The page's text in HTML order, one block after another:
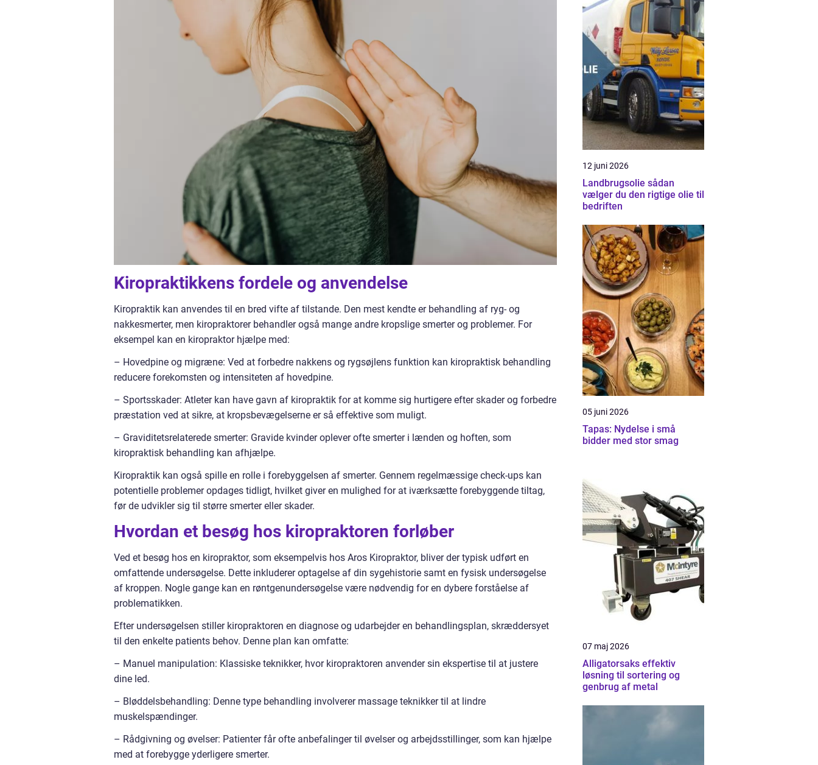
Kiropraktikkens fordele og anvendelse
Kiropraktik kan anvendes til en bred vifte af tilstande. Den mest kendte er behandling af ryg- og
nakkesmerter, men kiropraktorer behandler også mange andre kropslige smerter og problemer. For
eksempel kan en kiropraktor hjælpe med:
– Hovedpine og migræne: Ved at forbedre nakkens og rygsøjlens funktion kan kiropraktisk behandling
reducere forekomsten og intensiteten af hovedpine.
– Sportsskader: Atleter kan have gavn af kiropraktik for at komme sig hurtigere efter skader og forbedre
præstation ved at sikre, at kropsbevægelserne er så effektive som muligt.
– Graviditetsrelaterede smerter: Gravide kvinder oplever ofte smerter i lænden og hoften, som
kiropraktisk behandling kan afhjælpe.
Kiropraktik kan også spille en rolle i forebyggelsen af smerter. Gennem regelmæssige check-ups kan
potentielle problemer opdages tidligt, hvilket giver en mulighed for at iværksætte forebyggende tiltag,
før de udvikler sig til større smerter eller skader.
Hvordan et besøg hos kiropraktoren forløber
Ved et besøg hos en kiropraktor, som eksempelvis hos Aros Kiropraktor, bliver der typisk udført en
omfattende undersøgelse. Dette inkluderer optagelse af din sygehistorie samt en fysisk undersøgelse
af kroppen. Nogle gange kan en røntgenundersøgelse være nødvendig for en dybere forståelse af
problematikken.
Efter undersøgelsen stiller kiropraktoren en diagnose og udarbejder en behandlingsplan, skræddersyet
til den enkelte patients behov. Denne plan kan omfatte:
– Manuel manipulation: Klassiske teknikker, hvor kiropraktoren anvender sin ekspertise til at justere
dine led.
– Bløddelsbehandling: Denne type behandling involverer massage teknikker til at lindre
muskelspændinger.
– Rådgivning og øvelser: Patienter får ofte anbefalinger til øvelser og arbejdsstillinger, som kan hjælpe
med at forebygge yderligere smerter.
12 juni 2026
Landbrugsolie sådan
vælger du den rigtige olie til
bedriften
05 juni 2026
Tapas: Nydelse i små
bidder med stor smag
07 maj 2026
Alligatorsaks effektiv
løsning til sortering og
genbrug af metal